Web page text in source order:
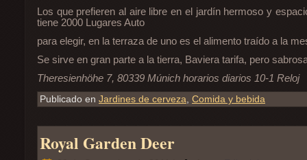
Los que prefieren al aire libre en el jardín hermoso y
tiene 2000 Lugares Auto
para elegir, en la terraza de uno es el alimento traído a la
Se sirve en gran parte a la tierra, Baviera tarifa, pero
Theresienhöhe 7, 80339 Múnich horarios diarios 10-1 Reloj
Publicado en Jardines de cerveza, Comida y bebida
Royal Garden Deer